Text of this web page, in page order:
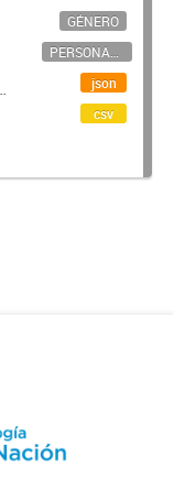
GÉNERO
PERSONAL CIENTÍFICO-TECNOLÓGICO
json
csv